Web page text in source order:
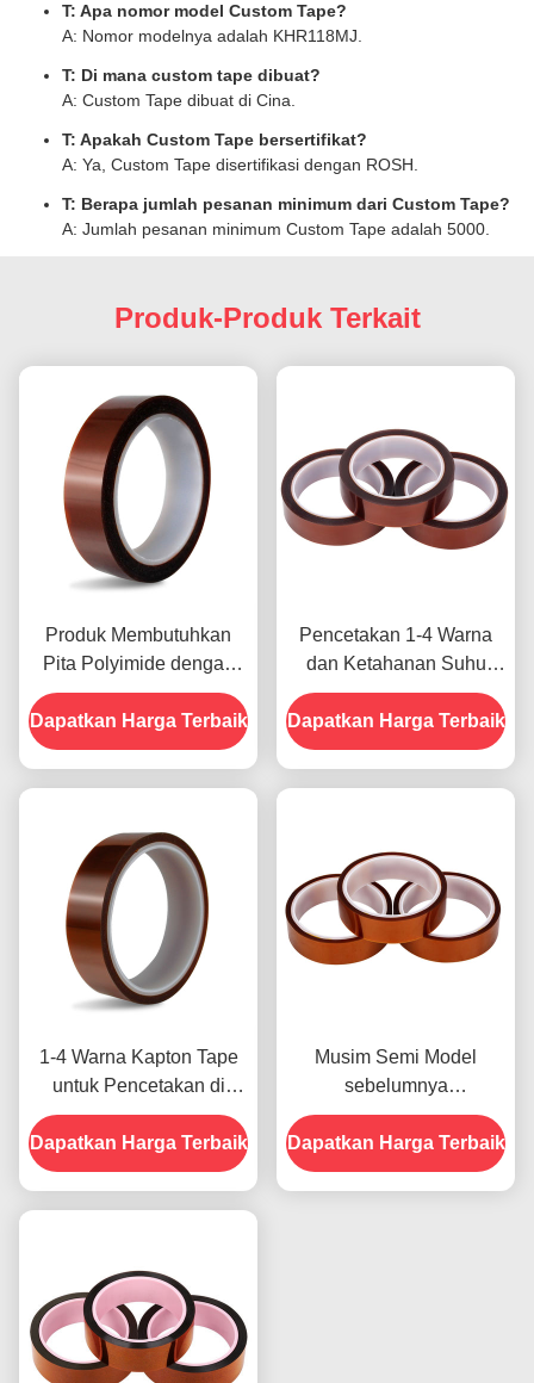
T: Apa nomor model Custom Tape?
A: Nomor modelnya adalah KHR118MJ.
T: Di mana custom tape dibuat?
A: Custom Tape dibuat di Cina.
T: Apakah Custom Tape bersertifikat?
A: Ya, Custom Tape disertifikasi dengan ROSH.
T: Berapa jumlah pesanan minimum dari Custom Tape?
A: Jumlah pesanan minimum Custom Tape adalah 5000.
Produk-Produk Terkait
Produk Membutuhkan
Pita Polyimide dengan
Resistensi Tegangan
1000V
Dapatkan Harga Terbaik
Pencetakan 1-4 Warna
dan Ketahanan Suhu
-10C-80C Metode
Pembayaran Kartu Kredit
untuk Model Sebelumnya
Dapatkan Harga Terbaik
1-4 Warna Kapton Tape
untuk Pencetakan di
Bagian Depan
Dapatkan Harga Terbaik
Musim Semi Model
sebelumnya
menampilkan Ketahanan
Terhadap Kelembaban
dan Kekuatan Kupas
Dapatkan Harga Terbaik